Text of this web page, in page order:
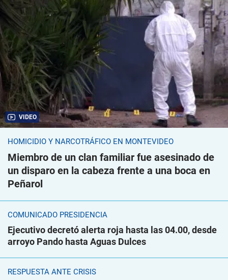
VIDEO
HOMICIDIO Y NARCOTRÁFICO EN MONTEVIDEO
Miembro de un clan familiar fue asesinado de
un disparo en la cabeza frente a una boca en
Peñarol
COMUNICADO PRESIDENCIA
Ejecutivo decretó alerta roja hasta las 04.00, desde
arroyo Pando hasta Aguas Dulces
RESPUESTA ANTE CRISIS